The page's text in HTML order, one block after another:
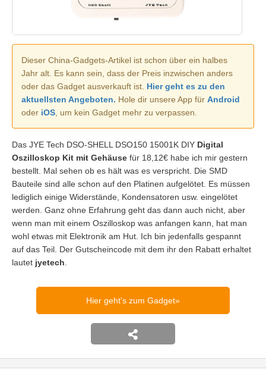
Dieser China-Gadgets-Artikel ist schon über ein halbes
Jahr alt. Es kann sein, dass der Preis inzwischen anders
oder das Gadget ausverkauft ist. Hier geht es zu den
aktuellsten Angeboten. Hole dir unsere App für Android
oder iOS , um kein Gadget mehr zu verpassen.
Das JYE Tech DSO-SHELL DSO150 15001K DIY Digital
Oszilloskop Kit mit Gehäuse für 18,12€ habe ich mir gestern
bestellt. Mal sehen ob es hält was es verspricht. Die SMD
Bauteile sind alle schon auf den Platinen aufgelötet. Es müssen
lediglich einige Widerstände, Kondensatoren usw. eingelötet
werden. Ganz ohne Erfahrung geht das dann auch nicht, aber
wenn man mit einem Oszilloskop was anfangen kann, hat man
wohl etwas mit Elektronik am Hut. Ich bin jedenfalls gespannt
auf das Teil. Der Gutscheincode mit dem ihr den Rabatt erhaltet
lautet jyetech
Hier geht's zum Gadget